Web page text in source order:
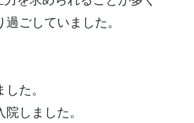
ごしていました。
た。
しました。